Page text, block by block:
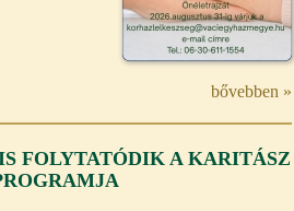
bővebben »
FOLYTATÓDIK A KARITÁSZ